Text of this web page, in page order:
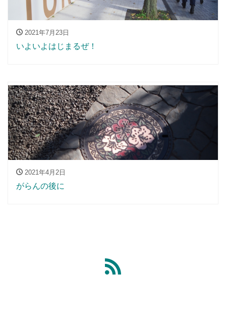
2021年7月23日
いよいよはじまるぜ！
2021年4月2日
がらんの後に